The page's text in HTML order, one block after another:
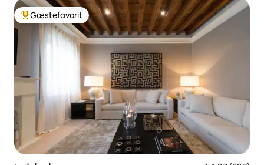
Bedste gæstefavorit
Gæstefavorit